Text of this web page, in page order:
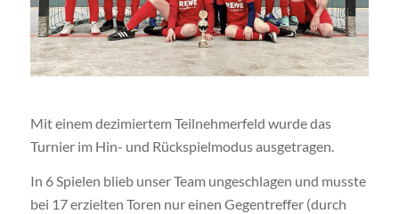
Mit einem dezimiertem Teilnehmerfeld wurde das
Turnier im Hin- und Rückspielmodus ausgetragen.
In 6 Spielen blieb unser Team ungeschlagen und musste
bei 17 erzielten Toren nur einen Gegentreffer (durch